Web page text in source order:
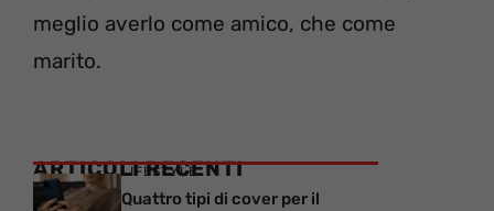
meglio averlo come amico, che come
marito.
ARTICOLI RECENTI
LIFESTYLE
Quattro tipi di cover per il